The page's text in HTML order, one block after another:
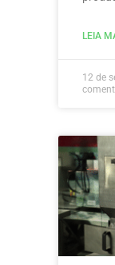
LEIA
12 de